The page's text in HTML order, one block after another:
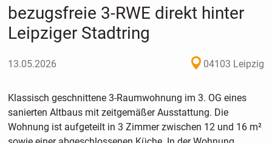
bezugsfreie 3-RWE direkt hinter
Leipziger Stadtring
13.05.2026 04103 Leipzig
Klassisch geschnittene 3-Raumwohnung im 3. OG eines
sanierten Altbaus mit zeitgemäßer Ausstattung. Die
Wohnung ist aufgeteilt in 3 Zimmer zwischen 12 und 16 m²